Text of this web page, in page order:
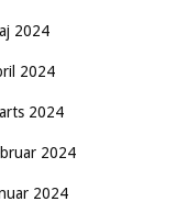
2024
2024
2024
2024
2024